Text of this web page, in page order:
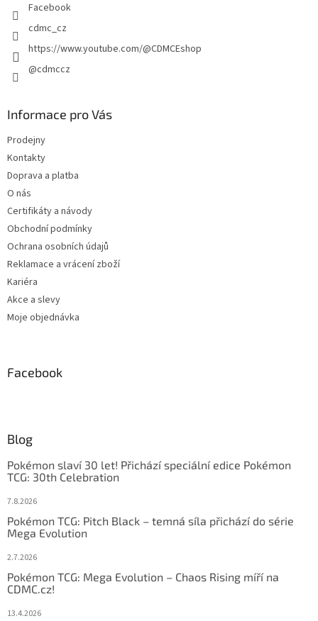
s
Facebook
cdmc_cz
https://www.youtube.com/@CDMCEshop
@cdmccz
Informace pro Vás
Prodejny
Kontakty
Doprava a platba
O nás
Certifikáty a návody
Obchodní podmínky
Ochrana osobních údajů
Reklamace a vrácení zboží
Kariéra
Akce a slevy
Moje objednávka
Facebook
Blog
Pokémon slaví 30 let! Přichází speciální edice Pokémon
TCG: 30th Celebration
7.8.2026
Pokémon TCG: Pitch Black – temná síla přichází do série
Mega Evolution
2.7.2026
Pokémon TCG: Mega Evolution – Chaos Rising míří na
CDMC.cz!
13.4.2026